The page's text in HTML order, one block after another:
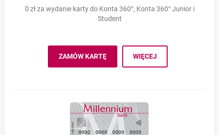
0 zł za wydanie karty do Konta 360°, Konta 360° Junior i
Student
ZAMÓW KARTĘMILLENNIUM VISA KONTO 360°
OTWIERA SIĘ W NOWEJ KARCIE
WIĘCEJ